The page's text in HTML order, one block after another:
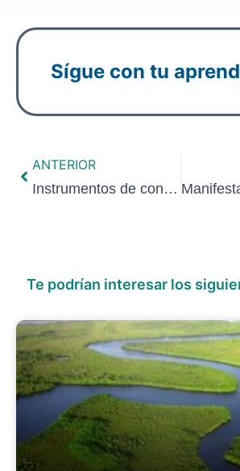
Sígue con tu
ANTERIOR
Instrumentos de conducción de visitantes para el desarrollo local
Te podrían interesar los